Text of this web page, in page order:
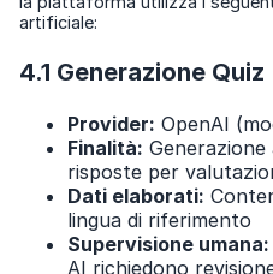
artificiale:
4.1 Generazione Quiz
Provider: OpenAI
Finalità:
risposte per
Dati elaborati:
lingua di riferimento
Supervisione umana:
AI richiedono